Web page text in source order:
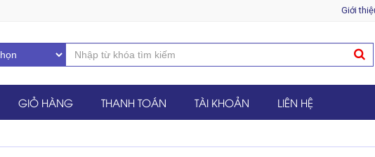
Giới
GIỎ HÀNG THANH TOÁN TÀI KHOẢN LIÊN HỆ